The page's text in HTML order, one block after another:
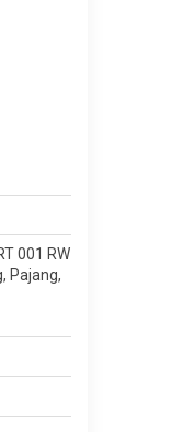
001 RW
Pajang,